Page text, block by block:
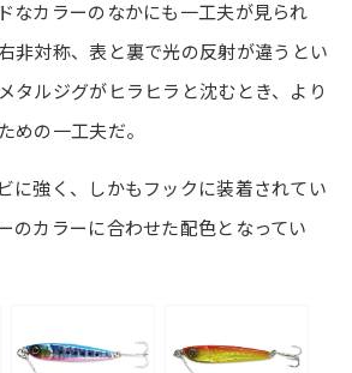
なカラーのなかにも一工夫が見られ
非対称、表と裏で光の反射が違うとい
タルジグがヒラヒラと沈むとき、より
めの一工夫だ。
に強く、しかもフックに装着されてい
のカラーに合わせた配色となってい